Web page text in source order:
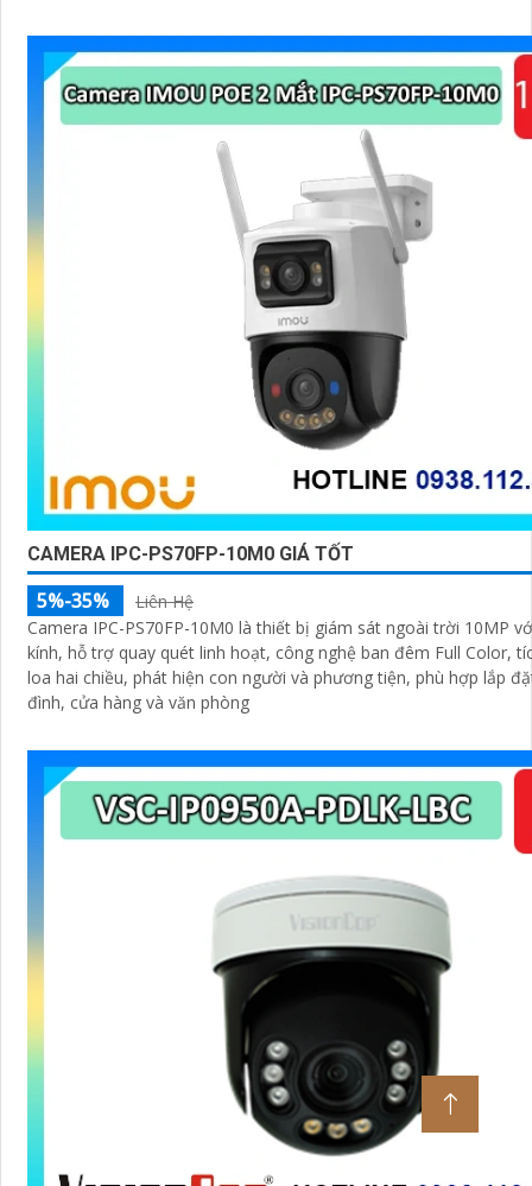
CAMERA IPC-PS70FP-10M0 GIÁ TỐT
5%-35%
Liên Hệ
Camera IPC-PS70FP-10M0 là thiết bị giám sát ngoài trời 10MP
kính, hỗ trợ quay quét linh hoạt, công nghệ ban đêm Full Color,
loa hai chiều, phát hiện con người và phương tiện, phù hợp lắp
đình, cửa hàng và văn phòng